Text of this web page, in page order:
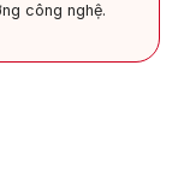
công nghệ.